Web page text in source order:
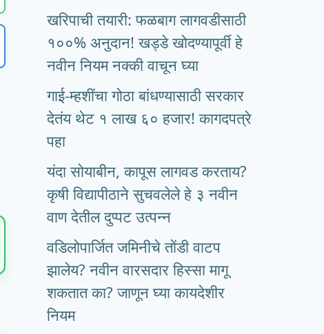
खरिपाची तयारी: फळबाग लागवडीसाठी
१००% अनुदान! खड्डे खोदण्यापूर्वी हे
नवीन नियम नक्की वाचून घ्या
गाई-म्हशींचा गोठा बांधण्यासाठी सरकार
देतंय थेट १ लाख ६० हजार! कागदपत्रे
पहा
यंदा सोयाबीन, कापूस लागवड करताय?
कृषी विद्यापीठाने सुचवलेले हे ३ नवीन
वाण देतील दुप्पट उत्पन्न
वडिलोपार्जित जमिनीचे तोंडी वाटप
झालेय? नवीन वारसदार हिस्सा मागू
शकतात का? जाणून घ्या कायदेशीर
नियम